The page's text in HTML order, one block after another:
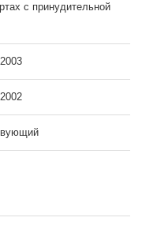
с принудительной